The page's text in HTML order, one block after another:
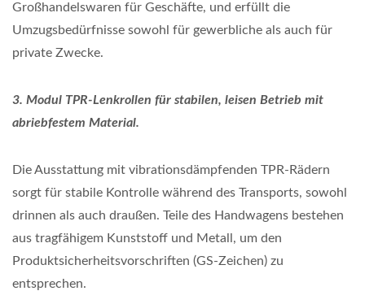
Großhandelswaren für Geschäfte, und erfüllt die
Umzugsbedürfnisse sowohl für gewerbliche als auch für
private Zwecke.
3. Modul TPR-Lenkrollen für stabilen, leisen Betrieb mit
abriebfestem Material.
Die Ausstattung mit vibrationsdämpfenden TPR-Rädern
sorgt für stabile Kontrolle während des Transports, sowohl
drinnen als auch draußen. Teile des Handwagens bestehen
aus tragfähigem Kunststoff und Metall, um den
Produktsicherheitsvorschriften (GS-Zeichen) zu
entsprechen.